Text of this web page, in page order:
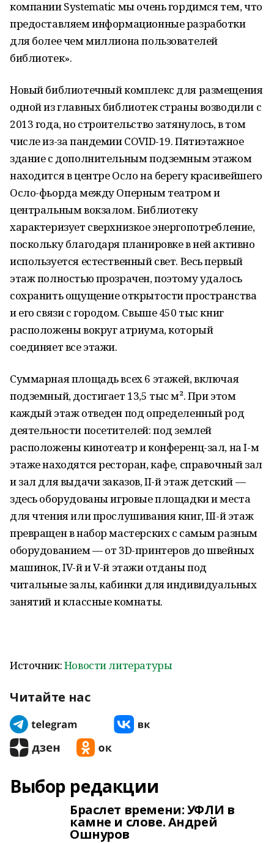
компании Systematic мы очень гордимся тем, что
предоставляем информационные разработки
для более чем миллиона пользователей
библиотек».
Новый библиотечный комплекс для размещения
одной из главных библиотек страны возводили с
2013 года, но строительство затянулось, в том
числе из-за пандемии COVID-19. Пятиэтажное
здание с дополнительным подземным этажом
находится в центре Осло на берегу красивейшего
Осло-фьорда между Оперным театром и
центральным вокзалом. Библиотеку
характеризует сверхнизкое энергопотребление,
поскольку благодаря планировке в ней активно
используется естественный свет. Весь первый
этаж полностью прозрачен, поэтому удалось
сохранить ощущение открытости пространства
и его связи с городом. Свыше 450 тыс книг
расположены вокруг атриума, который
соединяет все этажи.
Суммарная площадь всех 6 этажей, включая
подземный, достигает 13,5 тыс м². При этом
каждый этаж отведен под определенный род
деятельности посетителей: под землей
расположены кинотеатр и конференц-зал, на I-м
этаже находятся ресторан, кафе, справочный зал
и зал для выдачи заказов, II-й этаж детский —
здесь оборудованы игровые площадки и места
для чтения или прослушивания книг, III-й этаж
превращен в набор мастерских с самым разным
оборудованием — от 3D-принтеров до швейных
машинок, IV-й и V-й этажи отданы под
читальные залы, кабинки для индивидуальных
занятий и классные комнаты.
Источник:Новости литературы
Читайте нас
Выбор редакции
Браслет времени: УФЛИ в
камне и слове. Андрей
Ошнуров